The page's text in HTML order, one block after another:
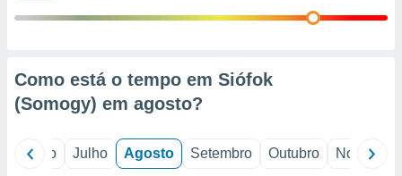
estudos
1199
Como está o tempo em Siófok
(Somogy) em agosto?
Junho Julho Agosto Setembro Outubro Novembro